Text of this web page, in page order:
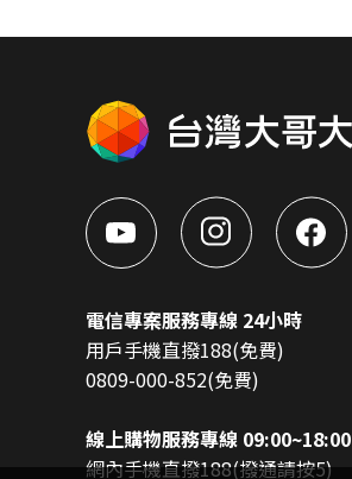
電信專案服務專線 24小時
用戶手機直撥188(免費)
0809-000-852(免費)
線上購物服務專線 09:00~18:00
網內手機直撥188(撥通請按5)